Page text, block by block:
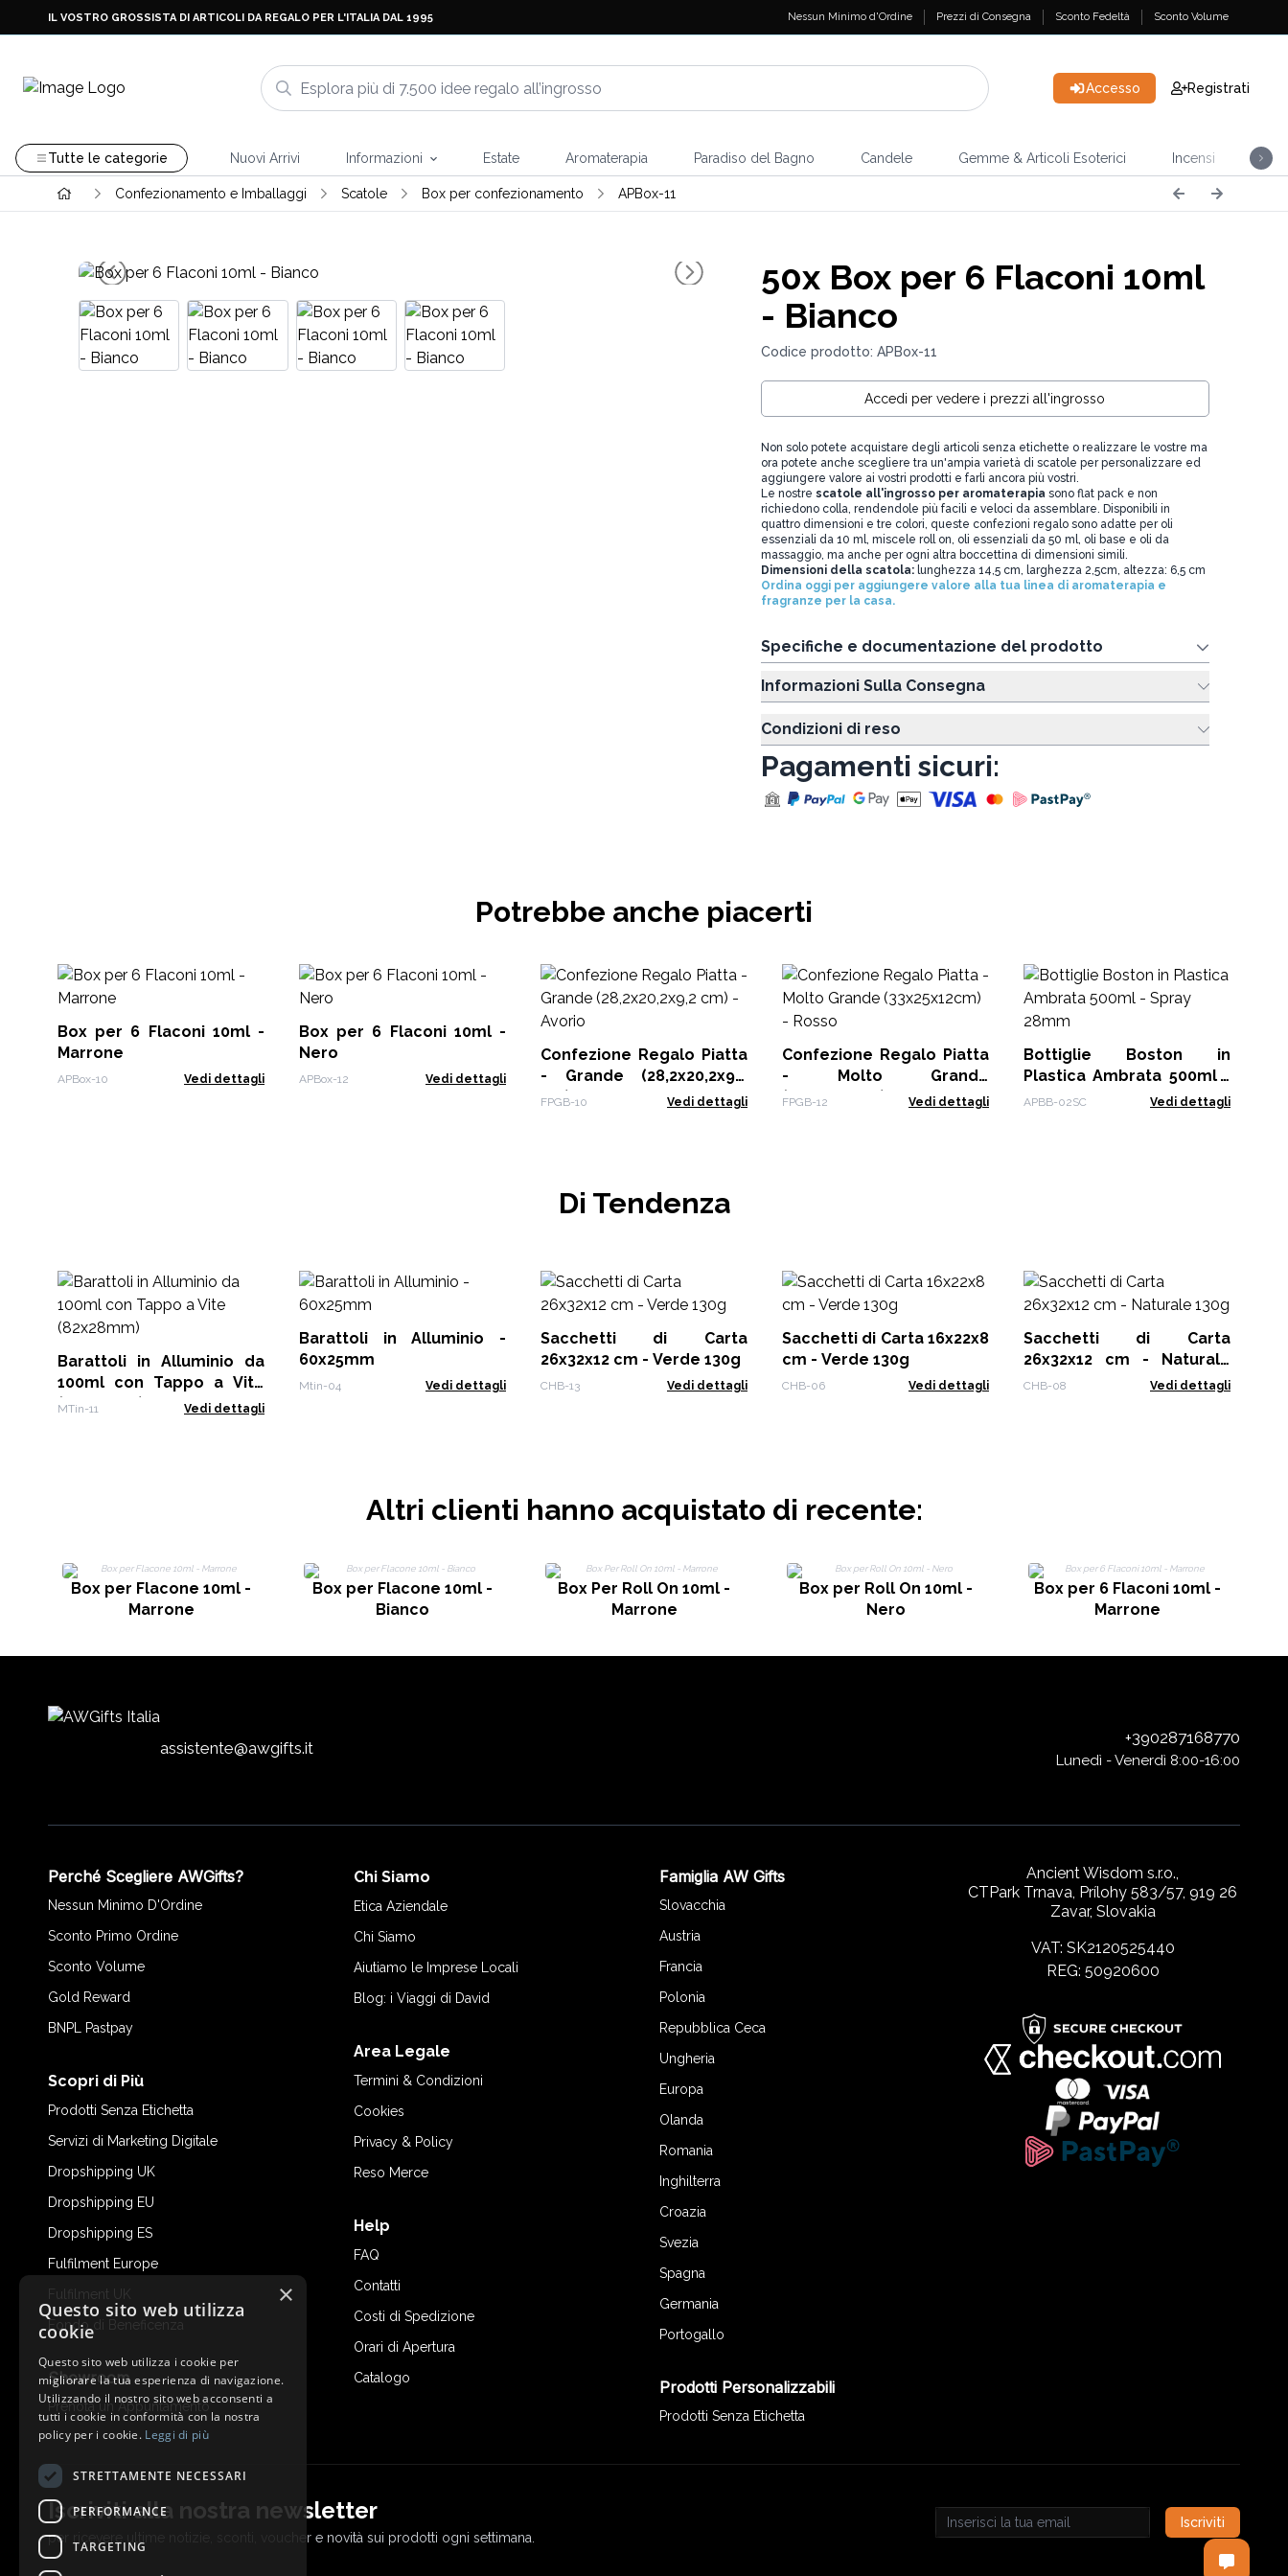
IL VOSTRO GROSSISTA DI ARTICOLI DA REGALO PER L'ITALIA DAL 1995 Nessun Minimo d'Ordine Prezzi di Consegna Sconto Fedeltà Sconto Volume
Accesso Registrati
Tutte le categorie Nuovi Arrivi Informazioni Estate Aromaterapia Paradiso del Bagno Candele Gemme & Articoli Esoterici Incensi
Confezionamento e Imballaggi Scatole Box per confezionamento APBox-11
50xBox per 6 Flaconi 10ml
- Bianco
Codice prodotto: APBox-11
Accedi per vedere i prezzi all'ingrosso
Non solo potete acquistare degli articoli senza etichette o realizzare le vostre ma
ora potete anche scegliere tra un'ampia varietà di scatole per personalizzare ed
aggiungere valore ai vostri prodotti e farli ancora più vostri.
Le nostre scatole all'ingrosso per aromaterapia sono flat pack e non
richiedono colla, rendendole più facili e veloci da assemblare. Disponibili in
quattro dimensioni e tre colori, queste confezioni regalo sono adatte per oli
essenziali da 10 ml, miscele roll on, oli essenziali da 50 ml, oli base e oli da
massaggio, ma anche per ogni altra boccettina di dimensioni simili.
Dimensioni della scatola: lunghezza 14,5 cm, larghezza 2,5cm, altezza: 6,5 cm
Ordina oggi per aggiungere valore alla tua linea di aromaterapia e
fragranze per la casa.
Specifiche e documentazione del prodotto
Informazioni Sulla Consegna
Condizioni di reso
Pagamenti sicuri:
Potrebbe anche piacerti
Box per 6 Flaconi 10ml -
Marrone
APBox-10 Vedi dettagli
Box per 6 Flaconi 10ml -
Nero
APBox-12 Vedi dettagli
Confezione Regalo Piatta
- Grande (28,2x20,2x9,2
cm) - Avorio
FPGB-10 Vedi dettagli
Confezione Regalo Piatta
- Molto Grande
(33x25x12cm) - Rosso
FPGB-12 Vedi dettagli
Bottiglie Boston in
Plastica Ambrata 500ml -
Spray 28mm
APBB-02SC Vedi dettagli
Di Tendenza
Barattoli in Alluminio da
100ml con Tappo a Vite
(82x28mm)
MTin-11 Vedi dettagli
Barattoli in Alluminio -
60x25mm
Mtin-04 Vedi dettagli
Sacchetti di Carta
26x32x12 cm - Verde 130g
CHB-13 Vedi dettagli
Sacchetti di Carta 16x22x8
cm - Verde 130g
CHB-06 Vedi dettagli
Sacchetti di Carta
26x32x12 cm - Naturale
130g
CHB-08 Vedi dettagli
Altri clienti hanno acquistato di recente:
Box per Flacone 10ml -
Marrone
Box per Flacone 10ml -
Bianco
Box Per Roll On 10ml -
Marrone
Box per Roll On 10ml -
Nero
Box per 6 Flaconi 10ml -
Marrone
assistente@awgifts.it
+390287168770
Lunedì - Venerdì 8:00-16:00
Perché Scegliere AWGifts?
Nessun Minimo D'Ordine
Sconto Primo Ordine
Sconto Volume
Gold Reward
BNPL Pastpay
Scopri di Più
Prodotti Senza Etichetta
Servizi di Marketing Digitale
Dropshipping UK
Dropshipping EU
Dropshipping ES
Fulfilment Europe
Fulfilment UK
Fondo di Beneficenza
Showroom
Prenota un Appuntamento
Chi Siamo
Etica Aziendale
Chi Siamo
Aiutiamo le Imprese Locali
Blog: i Viaggi di David
Area Legale
Termini & Condizioni
Cookies
Privacy & Policy
Reso Merce
Help
FAQ
Contatti
Costi di Spedizione
Orari di Apertura
Catalogo
Famiglia AW Gifts
Slovacchia
Austria
Francia
Polonia
Repubblica Ceca
Ungheria
Europa
Olanda
Romania
Inghilterra
Croazia
Svezia
Spagna
Germania
Portogallo
Prodotti Personalizzabili
Prodotti Senza Etichetta
Ancient Wisdom s.r.o.,
CTPark Trnava, Prílohy 583/57, 919 26
Zavar, Slovakia
VAT: SK2120525440
REG: 50920600
Iscriviti alla nostra newsletter
per ricevere ultime notizie, sconti, voucher e novità sui prodotti ogni settimana. Email address
Iscriviti
×
Questo sito web utilizza
cookie
Questo sito web utilizza i cookie per
migliorare la tua esperienza di navigazione.
Utilizzando il nostro sito web acconsenti a
tutti i cookie in conformità con la nostra
policy per i cookie. Leggi di più
STRETTAMENTE NECESSARI
PERFORMANCE
TARGETING